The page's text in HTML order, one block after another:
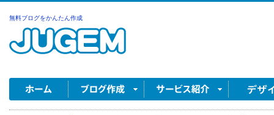
無料ブログをかんたん作成